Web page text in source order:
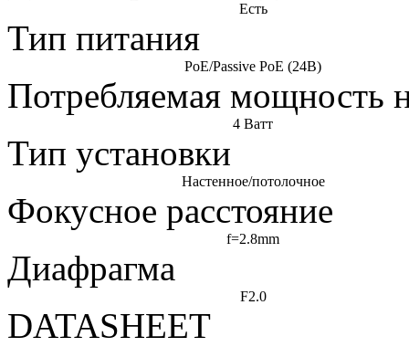
Есть
Тип питания
PoE/Passive PoE (24В)
Потребляемая мощность
4 Ватт
Тип установки
Настенное/потолочное
Фокусное расстояние
f=2.8mm
Диафрагма
F2.0
DATASHEET